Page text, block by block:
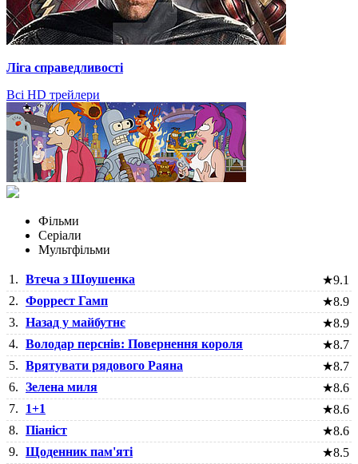
Ліга справедливості
Всі HD трейлери
Фільми
Серіали
Мультфільми
1. Втеча з Шоушенка ★9.1
2. Форрест Гамп ★8.9
3. Назад у майбутнє ★8.9
4. Володар перснів: Повернення короля ★8.7
5. Врятувати рядового Раяна ★8.7
6. Зелена миля ★8.6
7.
1+1 ★8.6
8. Піаніст ★8.6
9. Щоденник пам'яті ★8.5